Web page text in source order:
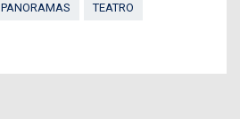
PANORAMAS TEATRO